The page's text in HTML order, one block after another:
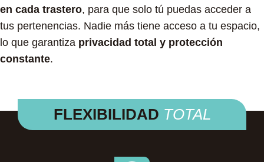
en cada trastero, para que solo tú puedas acceder a
tus pertenencias. Nadie más tiene acceso a tu espacio,
lo que garantiza privacidad total y protección
constante.
FLEXIBILIDAD TOTAL